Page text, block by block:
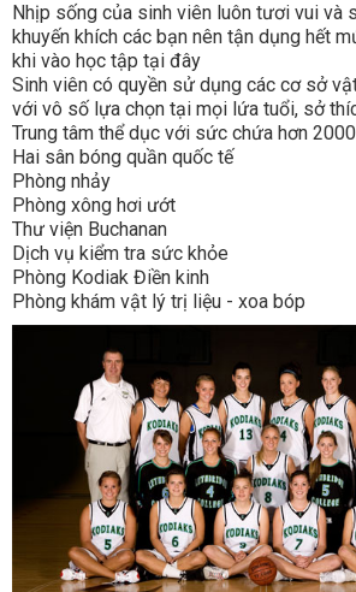
Nhịp sống của sinh viên luôn tươi vui và
khuyến khích các bạn nên tận dụng hết
khi vào học tập tại đây
Sinh viên có quyền sử dụng các cơ sở
với vô số lựa chọn tại mọi lứa tuổi, sở
Trung tâm thể dục với sức chứa hơn
Hai sân bóng quần quốc tế
Phòng nhảy
Phòng xông hơi ướt
Thư viện Buchanan
Dịch vụ kiểm tra sức khỏe
Phòng Kodiak Điền kinh
Phòng khám vật lý trị liệu - xoa bóp